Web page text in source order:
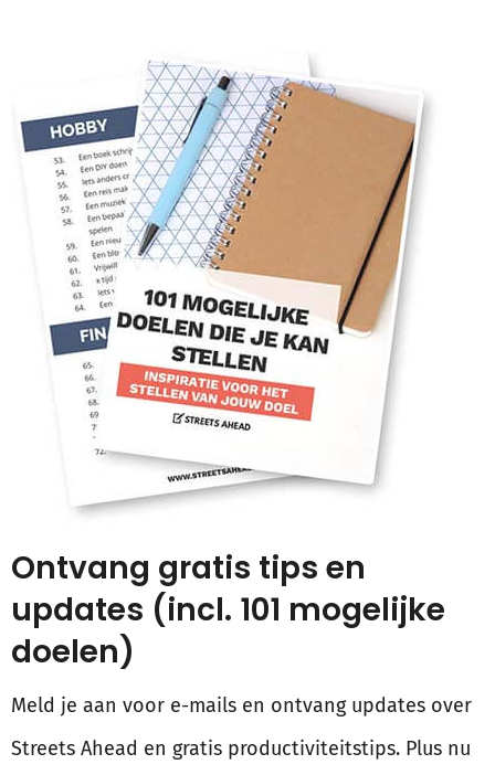
Ontvang gratis tips en
updates (incl. 101 mogelijke
doelen)
Meld je aan voor e-mails en ontvang updates over
Streets Ahead en gratis productiviteitstips. Plus nu